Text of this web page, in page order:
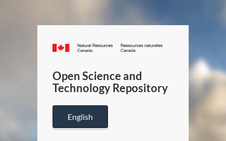
Canada.ca
/
Canada
Open Science and
Technology Repository
English